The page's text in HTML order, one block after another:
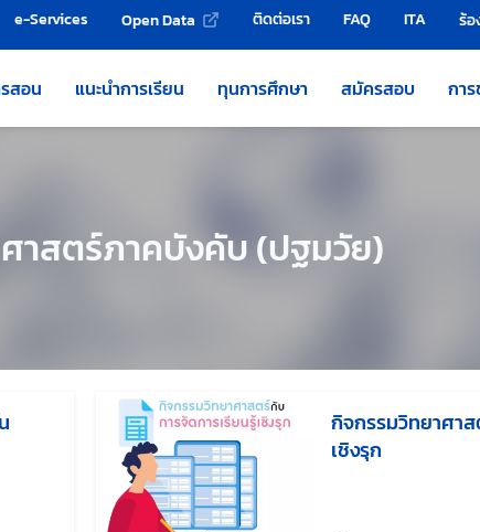
e-Services Open Data ติดต่อเรา FAQ ITA ร้
สอน แนะนำการเรียน ทุนการศึกษา สมัครสอบ กา
าสตร์ภาคบังคับ (ปฐมวัย)
กิจกรรมวิทยาศา
เชิงรุก